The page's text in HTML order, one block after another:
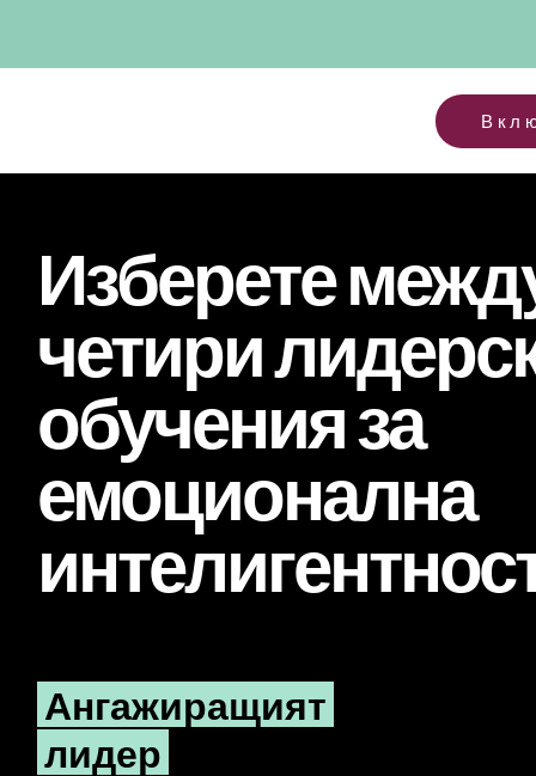
Изберете
четири
обучения за
емоционална
Ангажиращият
лидер